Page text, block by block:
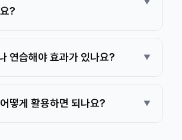
?
연습해야 효과가 있나요?
떻게 활용하면 되나요?